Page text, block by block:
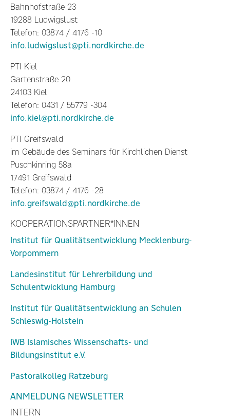
Bahnhofstraße 23
19288 Ludwigslust
Telefon: 03874 / 4176 -10
info.ludwigslust@pti.nordkirche.de
PTI Kiel
Gartenstraße 20
24103 Kiel
Telefon: 0431 / 55779 -304
info.kiel@pti.nordkirche.de
PTI Greifswald
im Gebäude des Seminars für Kirchlichen Dienst
Puschkinring 58a
17491 Greifswald
Telefon: 03874 / 4176 -28
info.greifswald@pti.nordkirche.de
KOOPERATIONSPARTNER*INNEN
Institut für Qualitätsentwicklung Mecklenburg-
Vorpommern
Landesinstitut für Lehrerbildung und
Schulentwicklung Hamburg
Institut für Qualitätsentwicklung an Schulen
Schleswig-Holstein
IWB Islamisches Wissenschafts- und
Bildungsinstitut e.V.
Pastoralkolleg Ratzeburg
ANMELDUNG NEWSLETTER
INTERN